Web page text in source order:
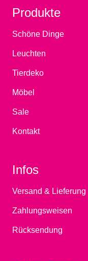
Produkte
Schöne Dinge
Leuchten
Tierdeko
Möbel
Sale
Kontakt
Infos
Versand & Lieferung
Zahlungsweisen
Rücksendung